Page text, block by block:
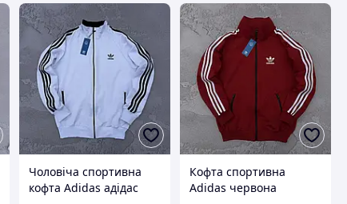
Чоловіча спортивна
кофта Adidas адідас
Кофта спортивна
Adidas червона